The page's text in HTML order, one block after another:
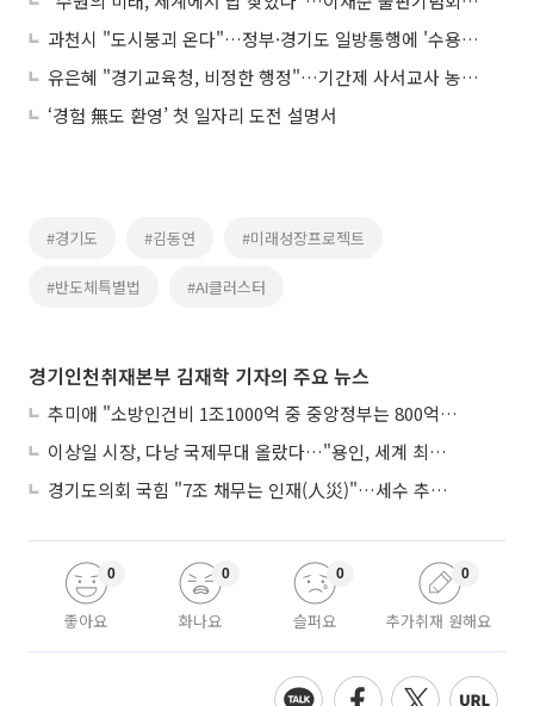
과천시 "도시붕괴 온다"…정부·경기도 일방통행에 '수용불가' 선언
유은혜 "경기교육청, 비정한 행정"…기간제 사서교사 농성장 찾아 임태희 직격
‘경험 無도 환영’ 첫 일자리 도전 설명서
#경기도 #김동연 #미래성장프로젝트
#반도체특별법 #AI클러스터
경기인천취재본부 김재학 기자의 주요 뉴스
추미애 "소방인건비 1조1000억 중 중앙정부는 800억뿐"
이상일 시장, 다낭 국제무대 올랐다…"용인, 세계 최대 반도체 도시 된다"
경기도의회 국힘 "7조 채무는 인재(人災)"…세수 추계 조작 의혹 제기
좋아요
0
화나요
0
슬퍼요
0
추가취재 원해요
0